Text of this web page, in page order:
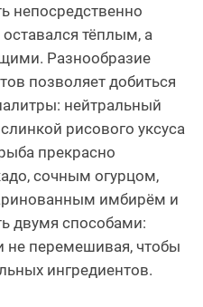
непосредственно
тёплым, а
Разнообразие
позволяет добиться
нейтральный
рисового уксуса
прекрасно
сочным огурцом,
имбирём и
двумя способами:
не перемешивая, чтобы
ингредиентов.